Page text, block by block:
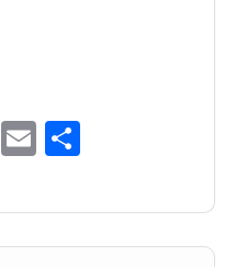
LinkedIn
Email